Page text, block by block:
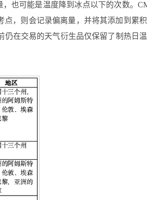
也可能是温度降到冰点以下的次数。
，则会记录偏离量，并将其添加到累
在交易的天气衍生品仅保留了制热日